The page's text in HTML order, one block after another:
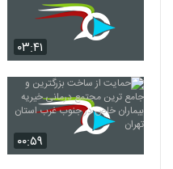
۰۳:۴۱
۰۰:۵۹